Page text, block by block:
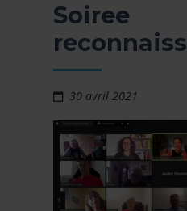
Soiree
30 avril 2021